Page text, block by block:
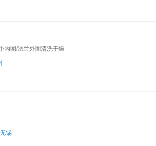
内圈/法兰外圈清洗干燥
锡